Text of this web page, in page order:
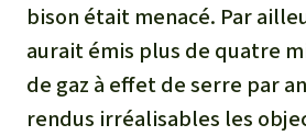
Le
Les
bison était menacé. Par
aurait émis plus de quatre
de gaz à effet de serre par
rendus irréalisables les